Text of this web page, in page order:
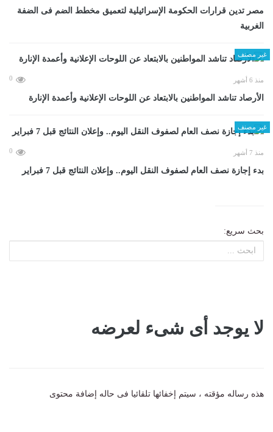
مصر تدين قرارات الحكومة الإسرائيلية لتعميق مخطط الضم فى الضفة
الغربية
غير مصنف
منذ 6 أشهر 0
الأرصاد تناشد المواطنين بالابتعاد عن اللوحات الإعلانية وأعمدة الإنارة
غير مصنف
منذ 7 أشهر 0
بدء إجازة نصف العام لصفوف النقل اليوم.. وإعلان النتائج قبل 7 فبراير
بحث سريع:
لا يوجد أى شىء لعرضه
هذه رساله مؤقته ، سيتم إخفائها تلقائيا فى حاله إضافة محتوى